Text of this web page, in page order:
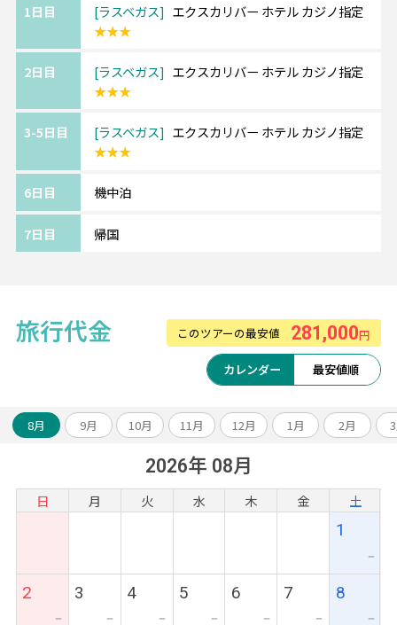
1日目 ラスベガス
エクスカリバー ホテル カジノ指定
★★★
2日目 ラスベガス
エクスカリバー ホテル カジノ指定
★★★
3-5日目 ラスベガス
エクスカリバー ホテル カジノ指定
★★★
6日目 機中泊
7日目 帰国
旅行代金 このツアーの最安値 281,000円
カレンダー 最安値順
8月 9月 10月 11月 12月 1月 2月
2026年 08月
日 月 火 水 木 金 土
1
ー
2
ー
3
ー
4
ー
5
ー
6
ー
7
ー
8
ー